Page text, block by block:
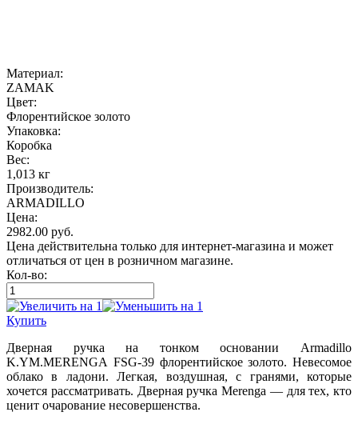
Материал:
ZAMAK
Цвет:
Флорентийское золото
Упаковка:
Коробка
Вес:
1,013 кг
Производитель:
ARMADILLO
Цена:
2982.00 руб.
Цена действительна только для интернет-магазина и может
отличаться от цен в розничном магазине.
Кол-во:
Купить
Дверная ручка на тонком основании Armadillo
K.YM.MERENGA FSG-39 флорентийское золото. Невесомое
облако в ладони. Легкая, воздушная, с гранями, которые
хочется рассматривать. Дверная ручка Merenga — для тех, кто
ценит очарование несовершенства.